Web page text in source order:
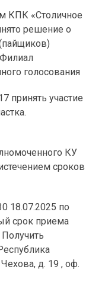
КПК «Столичное
решение о
голосования
участие
КУ
сроков
18.07.2025 по
срок приема
Чехова, д. 19 , оф.